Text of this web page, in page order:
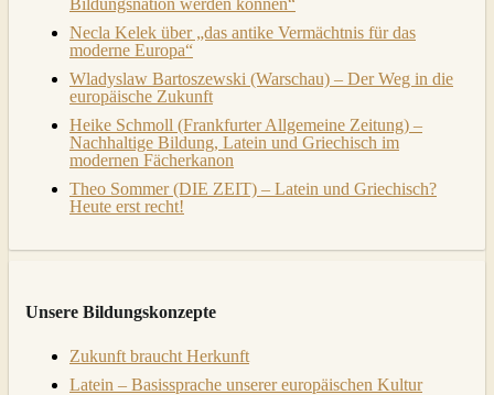
Necla Kelek über „das antike Vermächtnis für das
moderne Europa“
Wladyslaw Bartoszewski (Warschau) – Der Weg in die
europäische Zukunft
Heike Schmoll (Frankfurter Allgemeine Zeitung) –
Nachhaltige Bildung, Latein und Griechisch im
modernen Fächerkanon
Theo Sommer (DIE ZEIT) – Latein und Griechisch?
Heute erst recht!
Unsere Bildungskonzepte
Zukunft braucht Herkunft
Latein – Basissprache unserer europäischen Kultur